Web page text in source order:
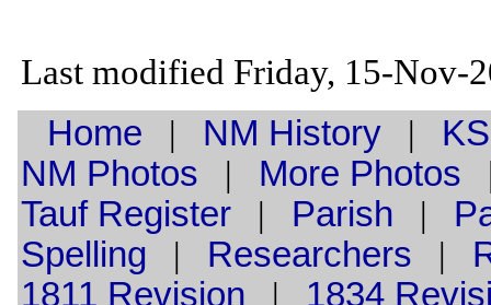
Last modified Friday, 15-Nov-
Home | NM History|
NM Photos | More Photos
TaufRegister| Parish |
Spelling | Researchers |
1811 Revision | 1834